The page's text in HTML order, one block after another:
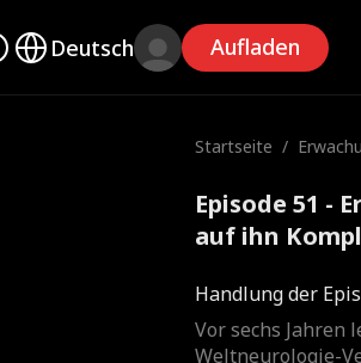
Deutsch Aufladen
Startseite /
Episode 51 -
auf ihn
Handlung der
Vor sechs Jahren
Weltneurologie-